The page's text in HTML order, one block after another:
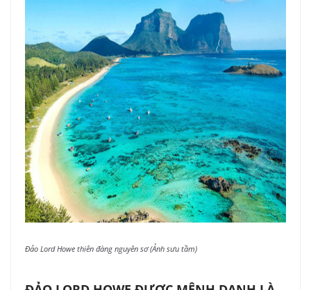
Đảo Lord Howe thiên đàng nguyên sơ (Ảnh sưu tầm)